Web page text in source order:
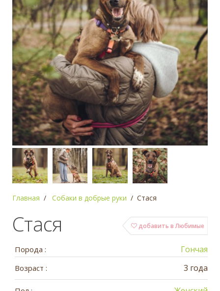
Главная Собаки в добрые руки Стася
добавить в Любимые
Стася
Порода : Гончая
Возраст : 3 года